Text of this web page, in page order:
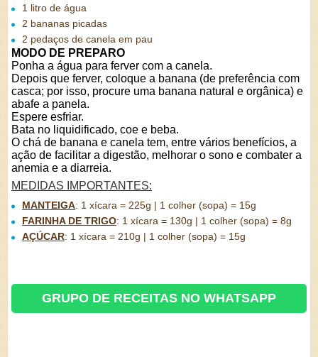
1 litro de água
2 bananas picadas
2 pedaços de canela em pau
MODO DE PREPARO
Ponha a água para ferver com a canela.
Depois que ferver, coloque a banana (de preferência com
casca; por isso, procure uma banana natural e orgânica) e
abafe a panela.
Espere esfriar.
Bata no liquidificado, coe e beba.
O chá de banana e canela tem, entre vários benefícios, a
ação de facilitar a digestão, melhorar o sono e combater a
anemia e a diarreia.
MEDIDAS IMPORTANTES:
MANTEIGA: 1 xícara = 225g | 1 colher (sopa) = 15g
FARINHA DE TRIGO: 1 xícara = 130g | 1 colher (sopa) = 8g
AÇÚCAR: 1 xícara = 210g | 1 colher (sopa) = 15g
GRUPO DE RECEITAS NO WHATSAPP